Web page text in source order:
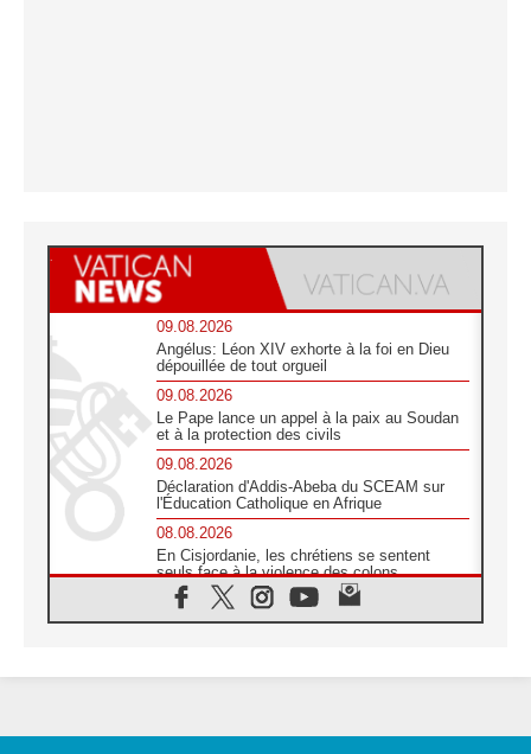
09.08.2026
Angélus: Léon XIV exhorte à la foi en Dieu
dépouillée de tout orgueil
09.08.2026
Le Pape lance un appel à la paix au Soudan
et à la protection des civils
09.08.2026
Déclaration d'Addis-Abeba du SCEAM sur
l'Éducation Catholique en Afrique
08.08.2026
En Cisjordanie, les chrétiens se sentent
seuls face à la violence des colons
08.08.2026
Léon XIV au sanctuaire de Notre Dame du
08.08.2026